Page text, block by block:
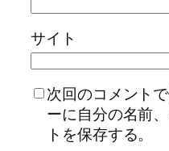
サイト
次回のコメント
ーに自分の名前
トを保存する。